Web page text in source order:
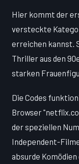
Hier kommt der
versteckte
erreichen kannst.
Thriller aus den
starken
Die Codes
Browser
der speziellen
Independent-
absurde